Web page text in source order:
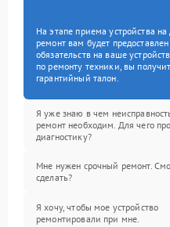
На этапе приема устройства
ремонт вам будет
обязательств на ваше
по ремонту техники, вы
гарантийный талон.
Я уже знаю в чем
ремонт необходим. Для чего
диагностику?
Мне нужен срочный ремонт.
сделать?
Я хочу, чтобы мое устройство
ремонтировали при мне.